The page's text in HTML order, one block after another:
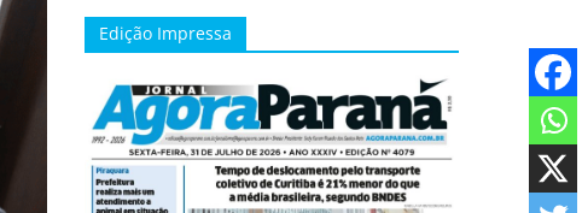
Edição Impressa